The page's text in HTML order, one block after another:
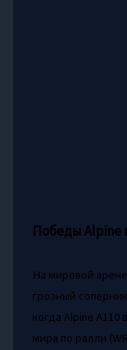
Победы Alpine
На мировой
грозный
когда Alpine
мира по ралли